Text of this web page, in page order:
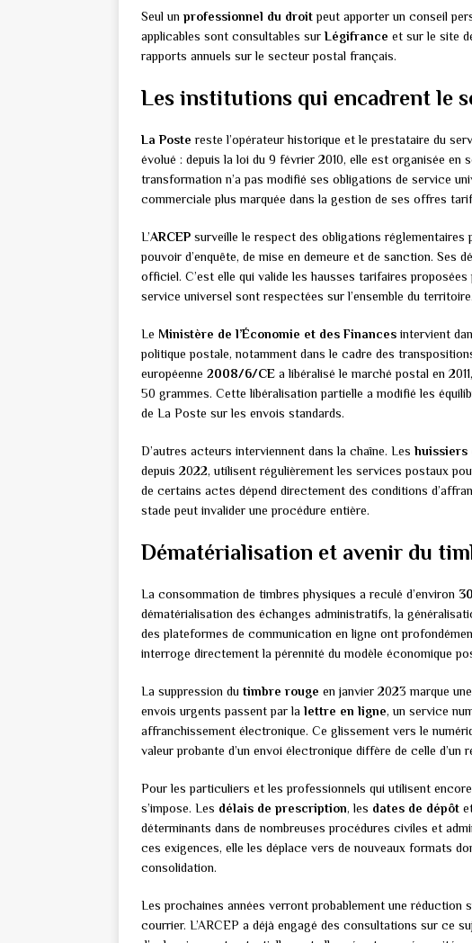
Seul un professionnel du droitpeut apporter un conseil
applicables sont consultables surLégifrance et sur le site
rapports annuels sur le secteur postal français.
Les institutions qui encadrent le
La Poste reste l’opérateur historique et le prestataire du
évolué : depuis la loi du 9 février 2010, elle est organisée en
transformation n’a pas modifié ses obligations de service
commerciale plus marquée dans la gestion de ses offres
L’ARCEP surveille le respect des obligations réglementaires
pouvoir d’enquête, de mise en demeure et de sanction. Ses
officiel. C’est elle qui valide les hausses tarifaires
service universel sont respectées sur l’ensemble du territoire.
Le Ministère de l’Économie et des Finances intervient
politique postale, notamment dans le cadre des
européenne 2008/6/CE a libéralisé le marché postal en
50 grammes. Cette libéralisation partielle a modifié les
de La Poste sur les envois standards.
D’autres acteurs interviennent dans la chaîne. Leshuissiers
depuis 2022, utilisent régulièrement les services postaux
de certains actes dépend directement des conditions
stade peut invalider une procédure entière.
Dématérialisation et avenir du
La consommation de timbres physiques a reculé d’environ
dématérialisation des échanges administratifs, la
des plateformes de communication en ligne ont
interroge directement la pérennité du modèle économique
La suppression du timbre rouge en janvier 2023 marque
envois urgents passent par la lettre en ligne, un service
affranchissement électronique. Ce glissement vers le
valeur probante d’un envoi électronique diffère de celle
Pour les particuliers et les professionnels qui utilisent
s’impose. Les délais de prescription, les dates de dépôt
déterminants dans de nombreuses procédures civiles et
ces exigences, elle les déplace vers de nouveaux formats
consolidation.
Les prochaines années verront probablement une réduction
courrier. L’ARCEP a déjà engagé des consultations sur ce